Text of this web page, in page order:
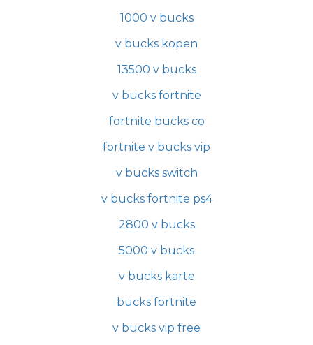
1000 v bucks
v bucks kopen
13500 v bucks
v bucks fortnite
fortnite bucks co
fortnite v bucks vip
v bucks switch
v bucks fortnite ps4
2800 v bucks
5000 v bucks
v bucks karte
bucks fortnite
v bucks vip free